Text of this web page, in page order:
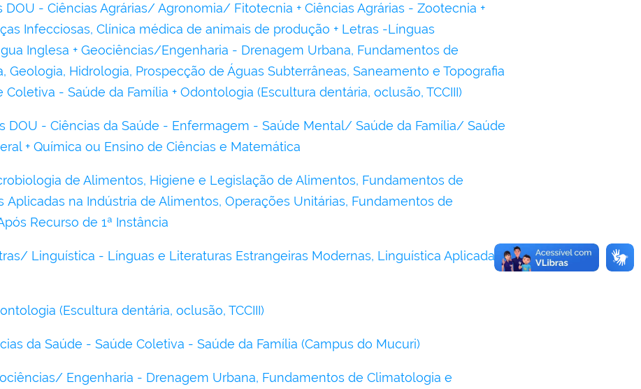
- Ciências Agrárias/ Agronomia/ Fitotecnia + Ciências Agrárias - Zootecnia +
Infecciosas, Clínica médica de animais de produção + Letras -Línguas
Inglesa + Geociências/Engenharia - Drenagem Urbana, Fundamentos de
Hidrologia, Prospecção de Águas Subterrâneas, Saneamento e Topografia
Coletiva - Saúde da Família + Odontologia (Escultura dentária, oclusão, TCCIII)
DOU - Ciências da Saúde - Enfermagem - Saúde Mental/ Saúde da Família/ Saúde
+ Química ou Ensino de Ciências e Matemática
de Alimentos, Higiene e Legislação de Alimentos, Fundamentos de
Aplicadas na Indústria de Alimentos, Operações Unitárias, Fundamentos de
Recurso de 1ª Instância
Linguística - Línguas e Literaturas Estrangeiras Modernas, Linguística Aplicada,
(Escultura dentária, oclusão, TCCIII)
da Saúde - Saúde Coletiva - Saúde da Família (Campus do Mucuri)
Engenharia - Drenagem Urbana, Fundamentos de Climatologia e